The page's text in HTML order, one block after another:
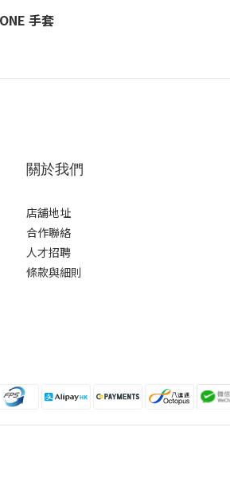
手套
關於我們
店舖地址
合作聯絡
人才招聘
條款與細則